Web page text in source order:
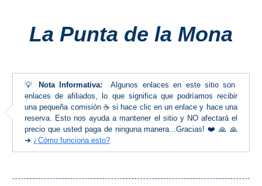
COSTA
SOL
Nerja
Maro
La Punta de la Mona
💡 Nota Informativa: Algunos enlaces en este sitio son
enlaces de afiliados, lo que significa que podríamos recibir
una pequeña comisión ☕ si hace clic en un enlace y hace una
reserva. Esto nos ayuda a mantener el sitio y NO afectará el
precio que usted paga de ninguna manera...Gracias! ❤️ 🙏 🙏
➜¿Cómo funciona esto?